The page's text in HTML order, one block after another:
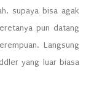
supaya bisa agak
pun datang
Langsung
yang luar biasa